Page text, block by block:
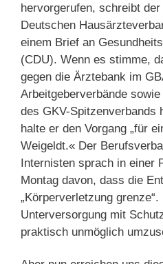
hervorgerufen, schreibt
Deutschen
einem Brief an
(CDU). Wenn es stimme,
gegen die Ärztebank im
Arbeitgeberverbände
des GKV-Spitzenverbands
halte er den Vorgang „für
Weigeldt.« Der
Internisten sprach in einer
Montag davon, dass die
„Körperverletzung
Unterversorgung mit
praktisch unmöglich